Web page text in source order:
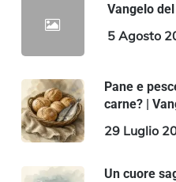
Vangelo
5 Agosto
Pane e
carne? |
29 Luglio
Un cuore